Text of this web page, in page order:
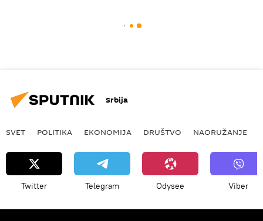
Srbija
SVET POLITIKA EKONOMIJA DRUŠTVO NAORUŽANJE
Twitter Telegram Odysee Viber